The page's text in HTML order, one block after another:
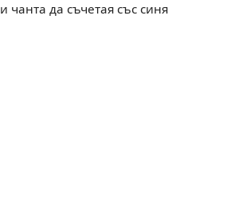
чанта да съчетая със синя